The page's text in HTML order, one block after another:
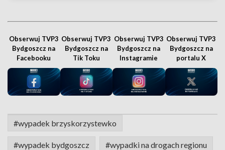
Obserwuj TVP3
Bydgoszcz na
Facebooku
Obserwuj TVP3
Bydgoszcz na
Tik Toku
Obserwuj TVP3
Bydgoszcz na
Instagramie
Obserwuj TVP3
Bydgoszcz na
portalu X
#wypadek brzyskorzystewko
#wypadek bydgoszcz #wypadki na drogach regionu